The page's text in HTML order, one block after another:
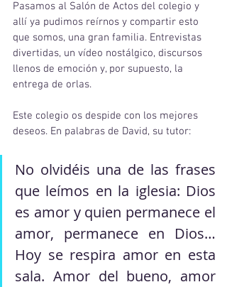
Pasamos al Salón de Actos del colegio y
allí ya pudimos reírnos y compartir esto
que somos, una gran familia. Entrevistas
divertidas, un vídeo nostálgico, discursos
llenos de emoción y, por supuesto, la
entrega de orlas.
Este colegio os despide con los mejores
deseos. En palabras de David, su tutor:
No olvidéis una de las frases
que leímos en la iglesia: Dios
es amor y quien permanece el
amor, permanece en Dios…
Hoy se respira amor en esta
sala. Amor del bueno, amor